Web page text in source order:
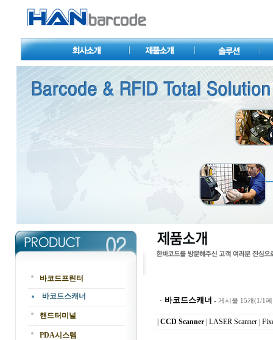
바코드프린터
바코드스캐너
핸드터미널
PDA시스템
바코드스캐너 - 게시물 15개(1/1
CCD Scanner| LASER Scanner|